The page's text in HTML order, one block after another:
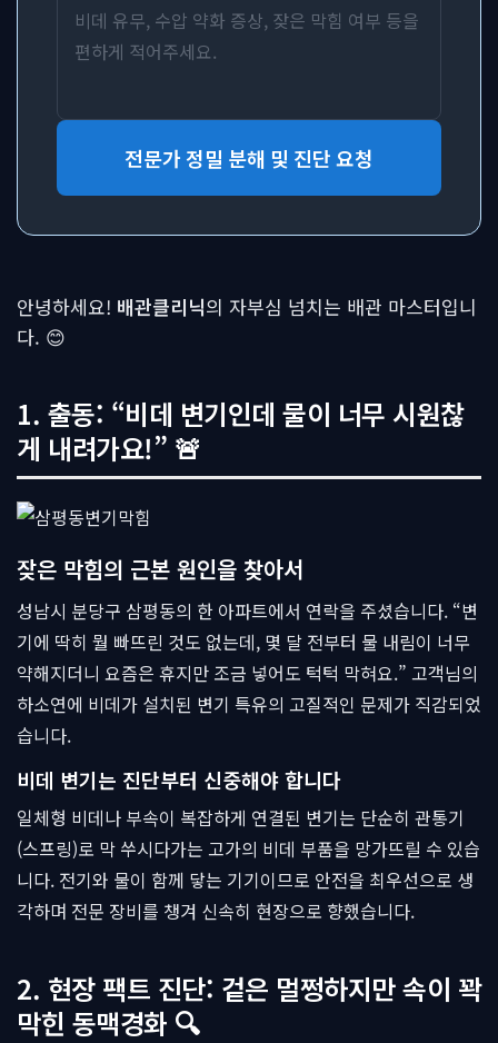
전문가 정밀 분해 및 진단 요청
안녕하세요! 배관클리닉의 자부심 넘치는 배관 마스터입니
다. 😊
1. 출동: “비데 변기인데 물이 너무 시원찮
게 내려가요!” 🚨
잦은 막힘의 근본 원인을 찾아서
성남시 분당구 삼평동의 한 아파트에서 연락을 주셨습니다. “변
기에 딱히 뭘 빠뜨린 것도 없는데, 몇 달 전부터 물 내림이 너무
약해지더니 요즘은 휴지만 조금 넣어도 턱턱 막혀요.” 고객님의
하소연에 비데가 설치된 변기 특유의 고질적인 문제가 직감되었
습니다.
비데 변기는 진단부터 신중해야 합니다
일체형 비데나 부속이 복잡하게 연결된 변기는 단순히 관통기
(스프링)로 막 쑤시다가는 고가의 비데 부품을 망가뜨릴 수 있습
니다. 전기와 물이 함께 닿는 기기이므로 안전을 최우선으로 생
각하며 전문 장비를 챙겨 신속히 현장으로 향했습니다.
2. 현장 팩트 진단: 겉은 멀쩡하지만 속이 꽉
막힌 동맥경화 🔍